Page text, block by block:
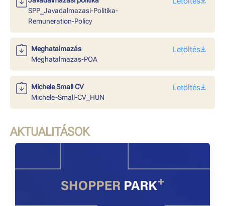
SPP_Javadalmazasi-Politika-
Remuneration-Policy
Meghatalmazás
Meghatalmazas-POA
Letöltés
Michele Small CV
Michele-Small-CV_HUN
Letöltés
AKTUALITÁSOK